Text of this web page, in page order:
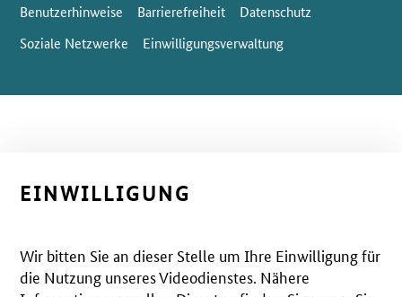
Benutzerhinweise
Barrierefreiheit
Datenschutz
Soziale Netzwerke
Einwilligungsverwaltung
EINWILLIGUNG
Wir bitten Sie an dieser Stelle um Ihre Einwilligung für
die Nutzung unseres Videodienstes. Nähere